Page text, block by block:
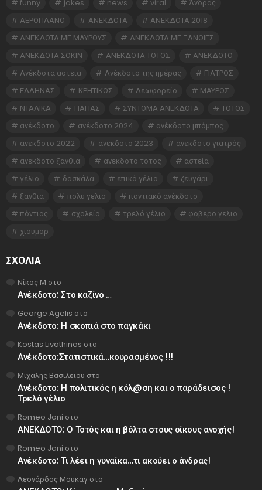
funny jokes news viral
Άνδρας
ΑΕΡΟΠΛΑΝΟ
ΑΝΕΚΔΟΤΑ
ΑΝΕΚΔΟΤΑ 2018
ΑΝΕΚΔΟΤΑ ΜΕ ΜΑΥΡΟΥΣ
ΑΝΕΚΔΟΤΑ ΜΕ ΞΑΝΘΙΕΣ
ΑΝΕΚΔΟΤΑ ΣΟΚΙΝ
ΑΝΕΚΔΟΤΑ ΤΟΤΟΣ
ΑΝΕΚΔΟΤΟ
Ανέκδοτα αστεία
Ανέκδοτο της ημέρας
ΓΙΑΤΡΟΣ
ΕΛΛΗΝΑΣ
ΚΡΗΤΙΚΟΣ Λεωφορείο
ΜΑΥΡΟΣ
ΝΤΑΛΙΚΑ
ΠΑΠΑΣ ΣΥΝΤΟΜΑ ΑΝΕΚΔΟΤΑ
ΤΟΤΟΣ
ανέκδοτο
ανέκδοτο 2024
ανέκδοτο μπόμπος
ανεκδοτο 2022
ανεκδοτο 2023
ανεκδοτο γιατρός
ανεκδοτο ξανθια
ανεκδοτο τοτος
αστεία
γέλιο
δασκάλα επικό γέλιο
ζευγάρι
ξανθια
πολυ γελιο
ποντιακό ανέκδοτο
πόντιος
σχολείο τρελό γέλιο
φοβερο γελιο
χιούμορ
ΣΧΌΛΙΑ
Νίκος Μ στο
Ανέκδοτο: Στο καζίνο …
George Agelis στο
Ανέκδοτο: Η σκοπιά στο παγκάκι
Kostas Livathinos στο
Ανέκδοτο:Στατιστικά…κουρασμένος !!!
Μιχαλης Βασιλειου στο
Ανέκδοτο: Η πολιτικός η κόλ@ση και ο παράδεισος !
Τρελό γέλιο
Romeo Jani στο
ΑΝΕΚΔΟΤΟ: Ο Τοτός και η βόλτα στους οίκους ανοχής!
Romeo Jani στο
Ανέκδοτο: Τι λέει η γυναίκα…τι ακούει ο άνδρας!
Λεονάρδος Μουκαγ στο